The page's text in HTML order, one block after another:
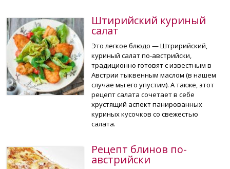
Штирийский куриный
салат
Это легкое блюдо — Штририйский,
куриный салат по-австрийски,
традиционно готовят с известным в
Австрии тыквенным маслом (в нашем
случае мы его упустим). А также, этот
рецепт салата сочетает в себе
хрустящий аспект панированных
куриных кусочков со свежестью
салата.
Рецепт блинов по-
австрийски